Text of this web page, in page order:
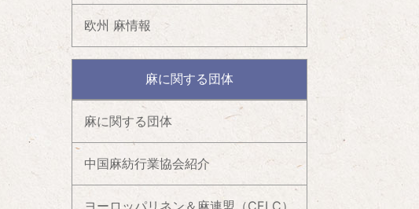
欧州 麻情報
麻に関する団体
麻に関する団体
中国麻紡行業協会紹介
ヨーロッパリネン＆麻連盟（CELC）